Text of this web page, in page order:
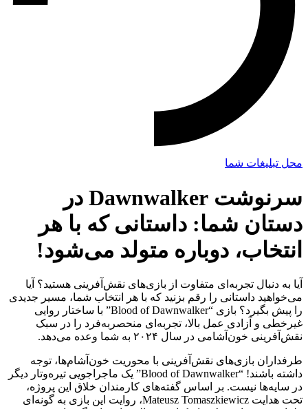
محل تبلیغات شما
سرنوشت Dawnwalker در
دستان شما: داستانی که با هر
انتخاب، دوباره متولد می‌شود!
آیا به دنبال تجربه‌ای متفاوت از بازی‌های نقش‌آفرینی هستید؟ آیا
می‌خواهید داستانی را رقم بزنید که با هر انتخاب شما، مسیر جدیدی
را پیش بگیرد؟ بازی “Blood of Dawnwalker” با ساختار روایی
غیرخطی و آزادی عمل بالا، تجربه‌ای منحصربه‌فرد را در سبک
نقش‌آفرینی خون‌آشامی در سال ۲۰۲۴ به شما وعده می‌دهد.
طرفداران بازی‌های نقش‌آفرینی با محوریت خون‌آشام‌ها، توجه
داشته باشند! “Blood of Dawnwalker” یک ماجراجویی تیره‌وتار دیگر
در سایه‌ها نیست. بر اساس گفته‌های کارمندان خلاق این پروژه،
تحت هدایت Mateusz Tomaszkiewicz، روایت این بازی به گونه‌ای